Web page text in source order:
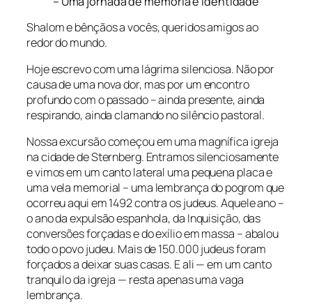
Shalom e bênçãos a vocês, queridos amigos ao
redor do mundo.
Hoje escrevo com uma lágrima silenciosa. Não por
causa de uma nova dor, mas por um encontro
profundo com o passado – ainda presente, ainda
respirando, ainda clamando no silêncio pastoral.
Nossa excursão começou em uma magnífica igreja
na cidade de Sternberg. Entramos silenciosamente
e vimos em um canto lateral uma pequena placa e
uma vela memorial – uma lembrança do pogrom que
ocorreu aqui em 1492 contra os judeus. Aquele ano –
o ano da expulsão espanhola, da Inquisição, das
conversões forçadas e do exílio em massa – abalou
todo o povo judeu. Mais de 150.000 judeus foram
forçados a deixar suas casas. E ali — em um canto
tranquilo da igreja — resta apenas uma vaga
lembrança.